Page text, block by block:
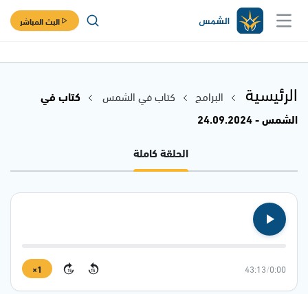
البث المباشر
الرئيسية البرامج كتاب في الشمس
كتاب في
الشمس - 24.09.2024
الحلقة كاملة
0:00
/
43:13
15
15
1×